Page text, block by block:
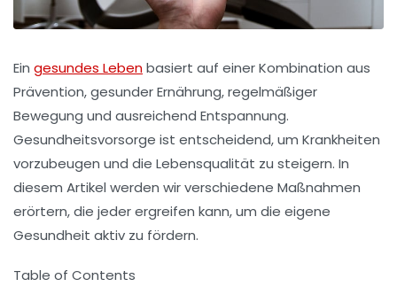
Ein gesundes Lebenbasiert auf einer Kombination aus
Prävention, gesunder Ernährung, regelmäßiger
Bewegung und ausreichend Entspannung.
Gesundheitsvorsorge ist entscheidend, um Krankheiten
vorzubeugen und die Lebensqualität zu steigern. In
diesem Artikel werden wir verschiedene Maßnahmen
erörtern, die jeder ergreifen kann, um die eigene
Gesundheit aktiv zu fördern.
Table of Contents